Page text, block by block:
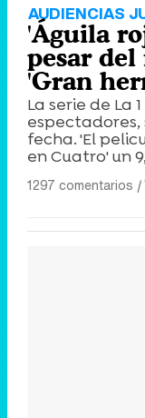
AUDIENCIAS
'Águila
pesar del
'Gran
La serie de La
fecha. 'El
en Cuatro' un
1297 comentarios |